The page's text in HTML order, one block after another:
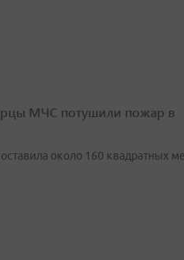
МЧС потушили пожар в
около 160 квадратных